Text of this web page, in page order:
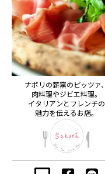
ナポリの薪窯のピッツァ、
肉料理やジビエ料理。
イタリアンとフレンチの
魅力を伝えるお店。